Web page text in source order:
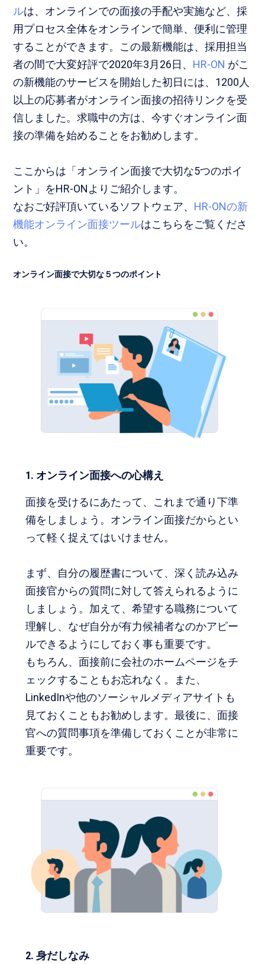
ルは、 オンラインでの面接の手配や実施など、採
用プロセス全体をオンラインで簡単、便利に管理
することができます。この最新機能は、採用担当
者の間で大変好評で2020年3月26日、 HR-ON がこ
の新機能のサービスを開始した初日には、1200人
以上の応募者がオンライン面接の招待リンクを受
信しました。求職中の方は、今すぐオンライン面
接の準備を始めることをお勧めします。
ここからは「オンライン面接で大切な5つのポイ
ント」をHR-ONよりご紹介します。
なおご好評頂いているソフトウェア、 HR-ONの新
機能オンライン面接ツールはこちらをご覧くださ
い。
オンライン面接で大切な５つのポイント
1. オンライン面接への心構え
面接を受けるにあたって、これまで通り下準
備をしましょう。オンライン面接だからとい
って軽く捉えてはいけません。
まず、自分の履歴書について、深く読み込み
面接官からの質問に対して答えられるように
しましょう。加えて、希望する職務について
理解し、なぜ自分が有力候補者なのかアピー
ルできるようにしておく事も重要です。
もちろん、面接前に会社のホームページをチ
ェックすることもお忘れなく。また、
LinkedInや他のソーシャルメディアサイトも
見ておくこともお勧めします。最後に、面接
官への質問事項を準備しておくことが非常に
重要です。
2. 身だしなみ